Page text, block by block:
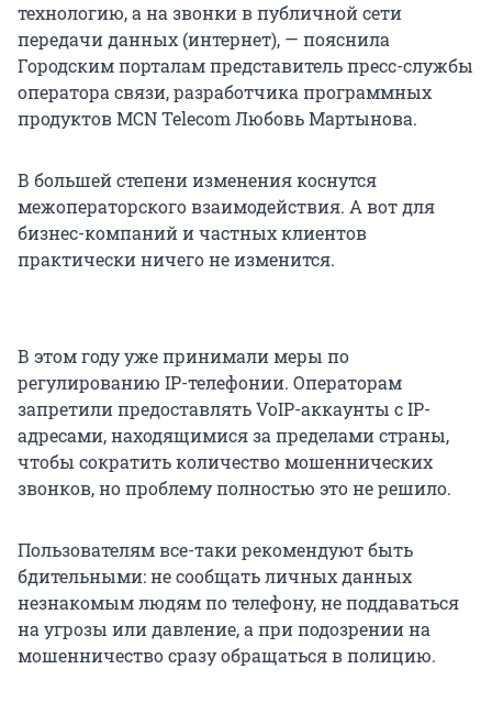
технологию, а на звонки в публичной сети
передачи данных (интернет), — пояснила
Городским порталам представитель пресс-службы
оператора связи, разработчика программных
продуктов MCN Telecom Любовь Мартынова.
В большей степени изменения коснутся
межоператорского взаимодействия. А вот для
бизнес-компаний и частных клиентов
практически ничего не изменится.
В этом году уже принимали меры по
регулированию IP-телефонии. Операторам
запретили предоставлять VoIP-аккаунты с IP-
адресами, находящимися за пределами страны,
чтобы сократить количество мошеннических
звонков, но проблему полностью это не решило.
Пользователям все-таки рекомендуют быть
бдительными: не сообщать личных данных
незнакомым людям по телефону, не поддаваться
на угрозы или давление, а при подозрении на
мошенничество сразу обращаться в полицию.